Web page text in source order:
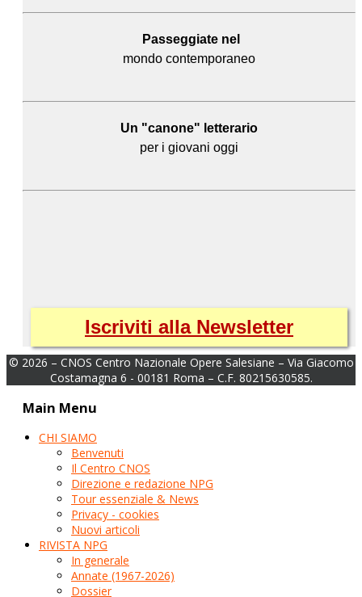
Passeggiate nel
mondo contemporaneo
Un "canone" letterario
per i giovani oggi
Iscriviti alla Newsletter
© 2026 – CNOS Centro Nazionale Opere Salesiane – Via Giacomo
Costamagna 6 - 00181 Roma – C.F. 80215630585.
Main Menu
CHI SIAMO
Benvenuti
Il Centro CNOS
Direzione e redazione NPG
Tour essenziale & News
Privacy - cookies
Nuovi articoli
RIVISTA NPG
In generale
Annate (1967-2026)
Dossier